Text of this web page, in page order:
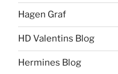
Hagen Graf
HD Valentins Blog
Hermines Blog